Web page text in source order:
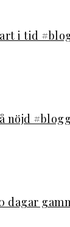
i tid
nöjd
dagar